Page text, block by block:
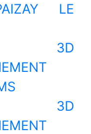
LE
3D
3D